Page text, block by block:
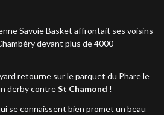
Savoie Basket affrontait ses voisins
devant plus de 4000
retourne sur le parquet du Phare le
derby contreSt Chamond !
se connaissent bien promet un beau